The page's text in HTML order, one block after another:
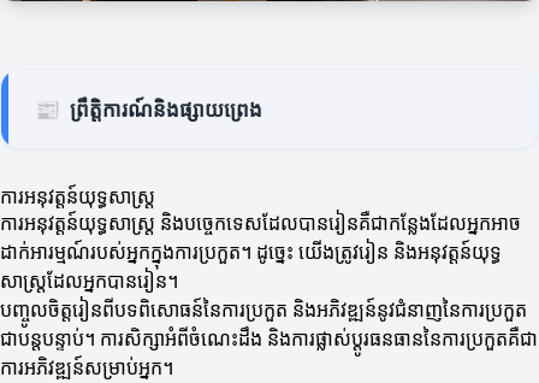
📰 ព្រឹត្តិការណ៍និងផ្សាយព្រេង
ការអនុវត្តន៍យុទ្ធសាស្ត្រ
ការអនុវត្តន៍យុទ្ធសាស្ត្រ និងបច្ចេកទេសដែលបានរៀនគឺជាកន្លែងដែលអ្នកអាច
ដាក់អារម្មណ៍របស់អ្នកក្នុងការប្រកួត។ ដូច្នេះ យើងត្រូវរៀន និងអនុវត្តន៍យុទ្ធ
សាស្ត្រដែលអ្នកបានរៀន។
បញ្ចូលចិត្តរៀនពីបទពិសោធន៍នៃការប្រកួត និងអភិវឌ្ឍន៍នូវជំនាញនៃការប្រកួត
ជាបន្តបន្ទាប់។ ការសិក្សាអំពីចំណេះដឹង និងការផ្លាស់ប្តូរធនធាននៃការប្រកួតគឺជា
ការអភិវឌ្ឍន៍សម្រាប់អ្នក។